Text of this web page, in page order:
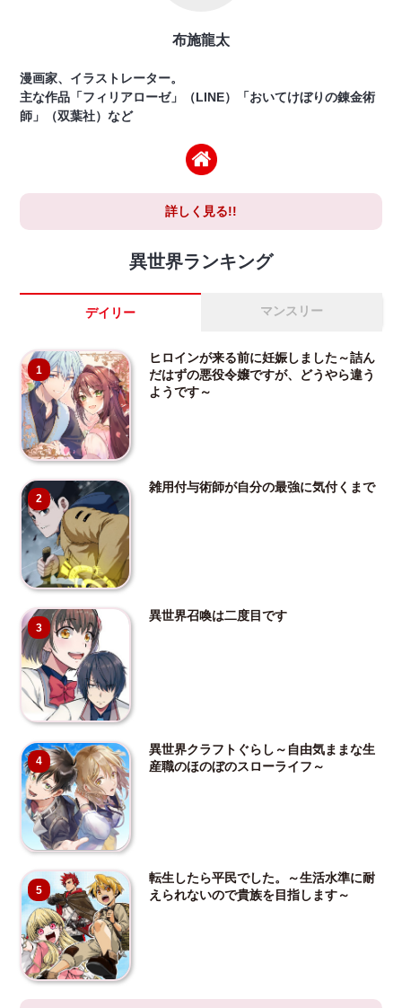
布施龍太
漫画家、イラストレーター。
主な作品「フィリアローゼ」（LINE）「おいてけぼりの錬金術
師」（双葉社）など
詳しく見る!!
異世界ランキング
デイリー マンスリー
1
ヒロインが来る前に妊娠しました～詰ん
だはずの悪役令嬢ですが、どうやら違う
ようです～
2
雑用付与術師が自分の最強に気付くまで
3
異世界召喚は二度目です
4
異世界クラフトぐらし～自由気ままな生
産職のほのぼのスローライフ～
5
転生したら平民でした。～生活水準に耐
えられないので貴族を目指します～